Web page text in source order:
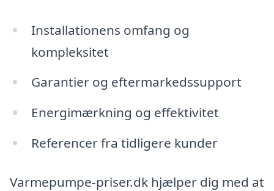
Installationens omfang og
kompleksitet
Garantier og eftermarkedssupport
Energimærkning og effektivitet
Referencer fra tidligere kunder
Varmepumpe-priser.dk hjælper dig med at